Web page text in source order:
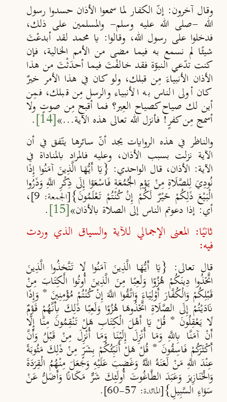
وقال آخرون: إنّ الكفار لما سمعوا الأذان حسدوا رسول
الله -صلى الله عليه وسلم- والمسلمين على ذلك،
فدخلوا على رسول الله، وقالوا: يا محمد لقد أبدعْتَ
شيئًا لم نسمع به فيما مضى من الأمم الخالية، فإن
كنت تدّعي النبوّة فقد خالفْتَ فيما أحدَثْتَ من هذا
الأذان الأنبياءَ مِن قبلك، ولو كان في هذا الأمر خيرٌ
كان أولى الناس به الأنبياء والرسل مِن قبلك، فمِن
أين لك صياح كصياح العِير؟ فما أقبح مِن صوتٍ ولا
أسمج مِن كفرٍ! فأنزل الله تعالى هذه الآية...»[14]
.
والناظر في هذه الروايات يجد أنّ سائرها يتّفق في أن
الآية نزلت بسبب الأذان، وعليه فالمراد بالمناداة في
الآية: الأذان، قال الواحدي: {يَا أَيُّهَا الَّذِينَ آمَنُوا إِذَا
نُودِيَ لِلصَّلَاةِ مِنْ يَوْمِ الْجُمُعَةِ فَاسْعَوْا إِلَى ذِكْرِ اللَّهِ وَذَرُوا
الْبَيْعَ ذَلِكُمْ خَيْرٌ لَكُمْ إِنْ كُنْتُمْ تَعْلَمُونَ}[الجمعة: 9] ،
أي: إذا دعوتم الناس إلى الصلاة بالأذان»[15]
.
ثانيًا: المعنى الإجمالي للآية والسياق الذي وردت
فيه:
قال تعالى: {يَا أَيُّهَا الَّذِينَ آمَنُوا لَا تَتَّخِذُوا الَّذِينَ
اتَّخَذُوا دِينَكُمْ هُزُوًا وَلَعِبًا مِنَ الَّذِينَ أُوتُوا الْكِتَابَ مِنْ
قَبْلِكُمْ وَالْكُفَّارَ أَوْلِيَاءَ وَاتَّقُوا اللَّهَ إِنْ كُنْتُمْ مُؤْمِنِينَ * وَإِذَا
نَادَيْتُمْ إِلَى الصَّلَاةِ اتَّخَذُوهَا هُزُوًا وَلَعِبًا ذَلِكَ بِأَنَّهُمْ قَوْمٌ
لَا يَعْقِلُونَ * قُلْ يَا أَهْلَ الْكِتَابِ هَلْ تَنْقِمُونَ مِنَّا إِلَّا
أَنْ آمَنَّا بِاللَّهِ وَمَا أُنْزِلَ إِلَيْنَا وَمَا أُنْزِلَ مِنْ قَبْلُ وَأَنَّ
أَكْثَرَكُمْ فَاسِقُونَ * قُلْ هَلْ أُنَبِّئُكُمْ بِشَرٍّ مِنْ ذَلِكَ مَثُوبَةً
عِنْدَ اللَّهِ مَنْ لَعَنَهُ اللَّهُ وَغَضِبَ عَلَيْهِ وَجَعَلَ مِنْهُمُ الْقِرَدَةَ
وَالْخَنَازِيرَ وَعَبَدَ الطَّاغُوتَ أُولَئِكَ شَرٌّ مَكَانًا وَأَضَلُّ عَنْ
سَوَاءِ السَّبِيلِ}[المائدة: 57-60].